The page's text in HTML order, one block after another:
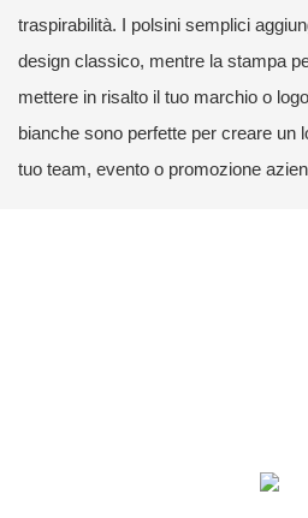
traspirabilità. I ​​polsini semplici
design classico, mentre la stampa
mettere in risalto il tuo marchio o
bianche sono perfette per creare un
tuo team, evento o promozione